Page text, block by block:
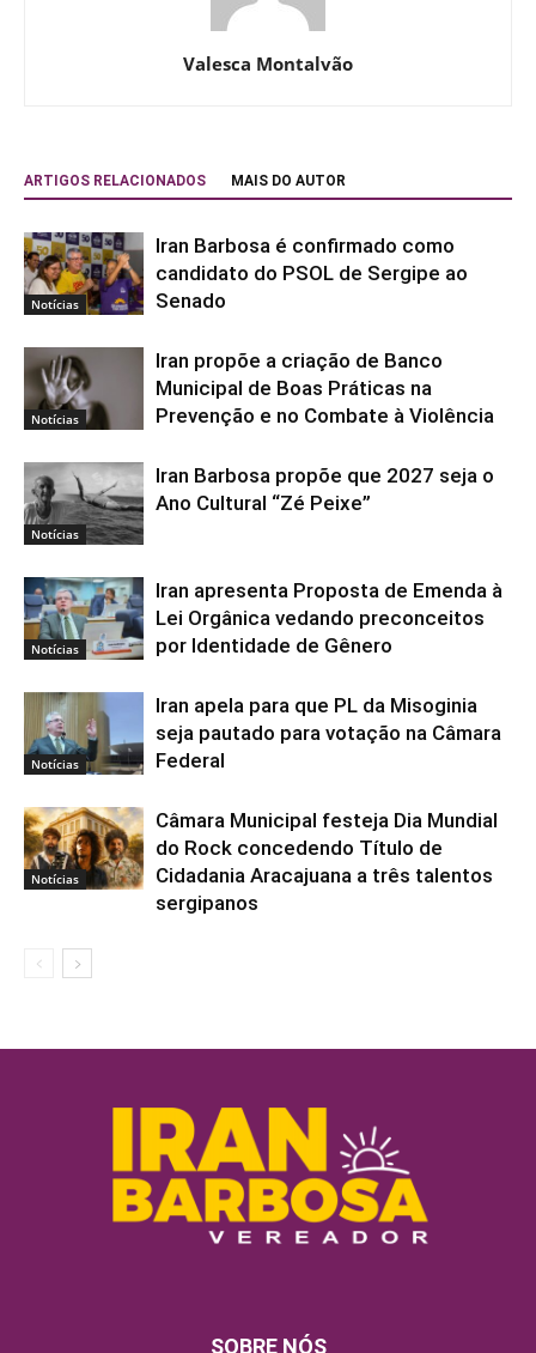
Valesca Montalvão
ARTIGOS RELACIONADOS MAIS DO AUTOR
Notícias
Iran Barbosa é confirmado como
candidato do PSOL de Sergipe ao
Senado
Notícias
Iran propõe a criação de Banco
Municipal de Boas Práticas na
Prevenção e no Combate à Violência
Notícias
Iran Barbosa propõe que 2027 seja o
Ano Cultural “Zé Peixe”
Notícias
Iran apresenta Proposta de Emenda à
Lei Orgânica vedando preconceitos
por Identidade de Gênero
Notícias
Iran apela para que PL da Misoginia
seja pautado para votação na Câmara
Federal
Notícias
Câmara Municipal festeja Dia Mundial
do Rock concedendo Título de
Cidadania Aracajuana a três talentos
sergipanos
SOBRE NÓS